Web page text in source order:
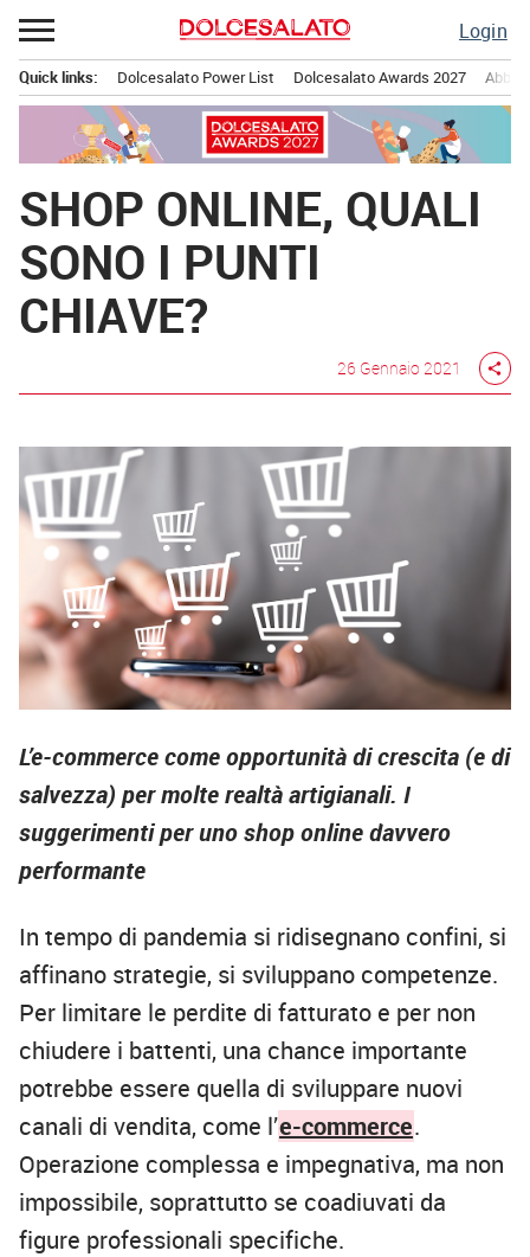
Passa
al
contenuto
Login
principale
Quick links: Dolcesalato Power List Dolcesalato Awards 2027
SHOP ONLINE, QUALI
SONO I PUNTI
CHIAVE?
26 Gennaio 2021 share
L’e-commerce come opportunità di crescita (e di
salvezza) per molte realtà artigianali. I
suggerimenti per uno shop online davvero
performante
In tempo di pandemia si ridisegnano confini, si
affinano strategie, si sviluppano competenze.
Per limitare le perdite di fatturato e per non
chiudere i battenti, una chance importante
potrebbe essere quella di sviluppare nuovi
canali di vendita, come l’e-commerce.
Operazione complessa e impegnativa, ma non
impossibile, soprattutto se coadiuvati da
figure professionali specifiche.